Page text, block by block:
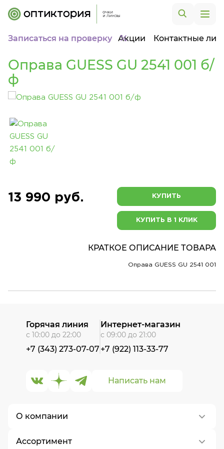
Записаться на проверку Акции Контактные
Оправа GUESS GU 2541 001 б/
ф
13 990 руб. КУПИТЬ
КУПИТЬ В 1 КЛИК
КРАТКОЕ ОПИСАНИЕ ТОВАРА
Оправа GUESS GU 2541 001
О компании
О нас
Ассортимент
Написать нам
Горячая линия
с 10:00 до 22:00
+7 (343) 273-07-07
Интернет-магазин
с 09:00 до 21:00
+7 (922) 113-33-77